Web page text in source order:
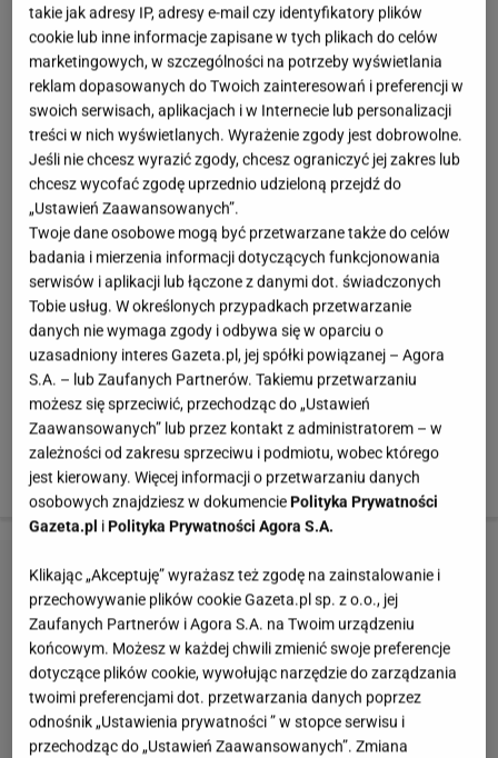
zgodziła się opowiedzieć mi o tym, jak wygląda jej
dzień.
Kiedy kilka lat temu ktoś by mi powiedział, że nie będę
potrafiła żyć bez sportu, to wyśmiałabym taką osobę.
Kiedyś nienawidziłam wysiłku fizycznego, a dzisiaj?
Dzień bez treningu jest dniem straconym.
Po dwóch latach pracy w szkole, zaczełam szukać
czegoś dla siebie, aby nie żyć tylko pracą, jak to w
zwyczaju mają typowe nauczycielki. Tak, 6 lat temu,
trafiłam na do siłowni. Zostałam tam na dłuższej, a
dodatkowo stałam się jeszcze jeszcze trenerem
sportów siłowych. Mój dzień zapewne różni się od
typowego dnia osób które nie trenują, lub które pracują
tylko w siłowni.
takie jak adresy IP, adresy e-mail czy identyfikatory plików
cookie lub inne informacje zapisane w tych plikach do celów
marketingowych, w szczególności na potrzeby wyświetlania
reklam dopasowanych do Twoich zainteresowań i preferencji w
swoich serwisach, aplikacjach i w Internecie lub personalizacji
treści w nich wyświetlanych. Wyrażenie zgody jest dobrowolne.
Jeśli nie chcesz wyrazić zgody, chcesz ograniczyć jej zakres lub
chcesz wycofać zgodę uprzednio udzieloną przejdź do
„Ustawień Zaawansowanych”.
Twoje dane osobowe mogą być przetwarzane także do celów
badania i mierzenia informacji dotyczących funkcjonowania
serwisów i aplikacji lub łączone z danymi dot. świadczonych
Tobie usług. W określonych przypadkach przetwarzanie
danych nie wymaga zgody i odbywa się w oparciu o
uzasadniony interes Gazeta.pl, jej spółki powiązanej – Agora
S.A. – lub Zaufanych Partnerów. Takiemu przetwarzaniu
możesz się sprzeciwić, przechodząc do „Ustawień
Zaawansowanych” lub przez kontakt z administratorem – w
zależności od zakresu sprzeciwu i podmiotu, wobec którego
jest kierowany. Więcej informacji o przetwarzaniu danych
osobowych znajdziesz w dokumenciePolityka Prywatności
Gazeta.pl iPolityka Prywatności Agora S.A.
Klikając „Akceptuję” wyrażasz też zgodę na zainstalowanie i
przechowywanie plików cookie Gazeta.pl sp. z o.o., jej
Zaufanych Partnerów i Agora S.A. na Twoim urządzeniu
końcowym. Możesz w każdej chwili zmienić swoje preferencje
dotyczące plików cookie, wywołując narzędzie do zarządzania
twoimi preferencjami dot. przetwarzania danych poprzez
odnośnik „Ustawienia prywatności ” w stopce serwisu i
przechodząc do „Ustawień Zaawansowanych”. Zmiana